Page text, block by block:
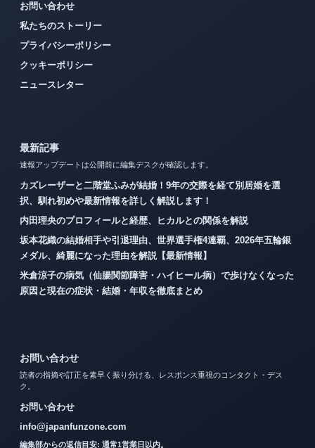
お問い合わせ
私たちのストーリー
プライバシーポリシー
クッキーポリシー
ニュースレター
最新記事
速報アップデートは公開前に編集デスクが確認します。
カズレーザーと二階堂ふみが結婚！9年の交際を経て別居婚を選
択、馴れ初めや最新情報を詳しく解説します！
内田理央のプロフィールと経歴、ヒカルとの関係を解説
坂本花織の結婚相手や引退理由、世界選手権4連覇、2026年五輪銀
メダル、綺麗になった理由を解説【最新情報】
米倉涼子の病気（仙腸関節障害・ハイヒール病）で歩けなくなった
原因と現在の症状・結婚・年収を徹底まとめ
お問い合わせ
読者の指摘や訂正を素早く振り分ける、レスポンス重視のコンタクト・デス
ク。
お問い合わせ
info@japanfunzone.com
編集部からの返信目安: 通常1営業日以内。